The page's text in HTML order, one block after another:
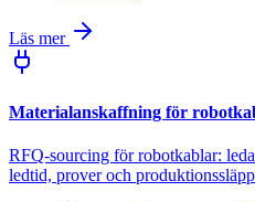
Läs mer
Materialanskaffning för
RFQ-sourcing för robotkablar:
ledtid, prover och